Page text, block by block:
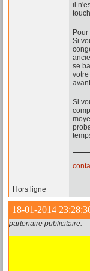
il
Si
se
Si
Hors ligne
18-01-2014
partenaire publicitaire: